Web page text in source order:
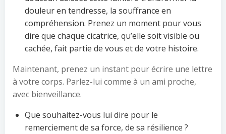
douleur en tendresse, la souffrance en
compréhension. Prenez un moment pour vous
dire que chaque cicatrice, qu’elle soit visible ou
cachée, fait partie de vous et de votre histoire.
Maintenant, prenez un instant pour écrire une lettre
à votre corps. Parlez-lui comme à un ami proche,
avec bienveillance.
Que souhaitez-vous lui dire pour le
remerciement de sa force, de sa résilience ?